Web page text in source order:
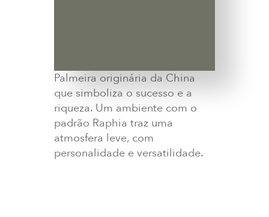
Palmeira originária da China
que simboliza o sucesso e a
riqueza. Um ambiente com o
padrão Raphia traz uma
atmosfera leve, com
personalidade e versatilidade.